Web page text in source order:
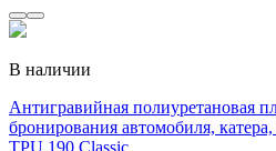
В наличии
Антигравийная полиуретановая
бронирования автомобиля,
TPU 190 Classic